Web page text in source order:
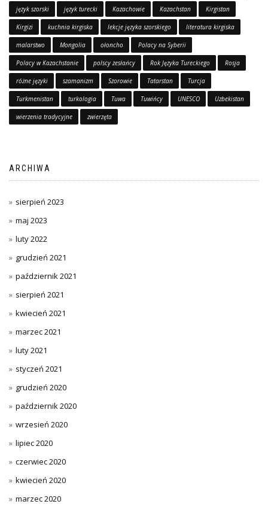
język szorski język turecki Kazachowie Kazachstan Kirgistan
Kirgizi kuchnia kirgiska lekcje języka szorskiego literatura kirgiska
malarstwo Mongolia ołoncho Polacy na Syberii
Polacy w Kazachstanie polscy zesłańcy Rok Języka Tureckiego Rosja
różne języki szamanizm Szorowie Tatarstan Turcja
Turkmenistan turkologia Tuwa Tuwińcy UNESCO Uzbekistan
wierzenia tradycyjne zwierzęta
ARCHIWA
sierpień 2023
maj 2023
luty 2022
grudzień 2021
październik 2021
sierpień 2021
kwiecień 2021
marzec 2021
luty 2021
styczeń 2021
grudzień 2020
październik 2020
wrzesień 2020
lipiec 2020
czerwiec 2020
kwiecień 2020
marzec 2020